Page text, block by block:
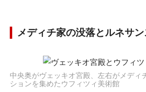
メディチ家の没落とルネサ
中央奥がヴェッキオ宮殿、左右がメディ
ションを集めたウフィツィ美術館